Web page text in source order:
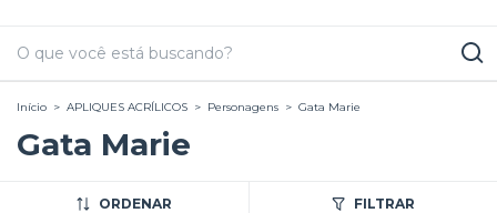
Início > APLIQUES ACRÍLICOS > Personagens > Gata Marie
Gata Marie
ORDENAR FILTRAR